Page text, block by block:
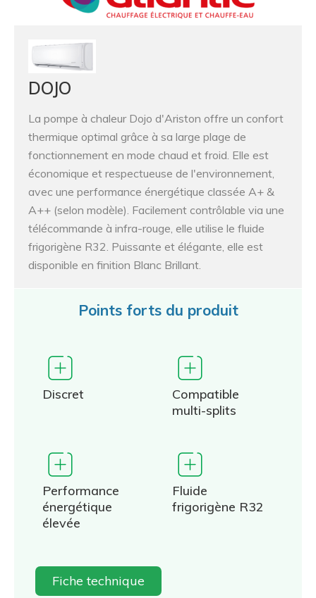
DOJO
La pompe à chaleur Dojo d'Ariston offre un confort
thermique optimal grâce à sa large plage de
fonctionnement en mode chaud et froid. Elle est
économique et respectueuse de l'environnement,
avec une performance énergétique classée A+ &
A++ (selon modèle). Facilement contrôlable via une
télécommande à infra-rouge, elle utilise le fluide
frigorigène R32. Puissante et élégante, elle est
disponible en finition Blanc Brillant.
Points forts du produit
Discret
Compatible
multi-splits
Performance
énergétique
élevée
Fluide
frigorigène R32
Fiche technique